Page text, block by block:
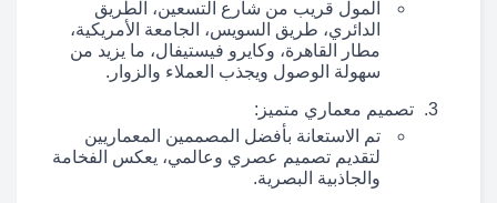
المول قريب من شارع التسعين، الطريق
الدائري، طريق السويس، الجامعة الأمريكية،
مطار القاهرة، وكايرو فيستيفال، ما يزيد من
سهولة الوصول ويجذب العملاء والزوار.
تصميم معماري متميز:
تم الاستعانة بأفضل المصممين المعماريين
لتقديم تصميم عصري وعالمي، يعكس الفخامة
والجاذبية البصرية.